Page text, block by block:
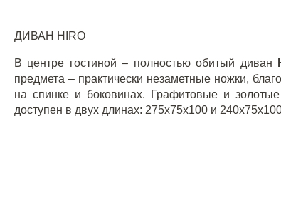
ДИВАН HIRO
В центре гостиной – полностью обитый диван
предмета – практически незаметные ножки,
на спинке и боковинах. Графитовые и
доступен в двух длинах: 275x75x100 и 240x75x